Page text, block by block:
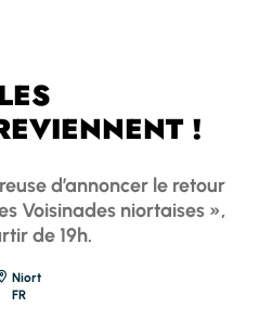
!
d’annoncer le retour
Voisinades niortaises »,
de 19h.
Niort
FR